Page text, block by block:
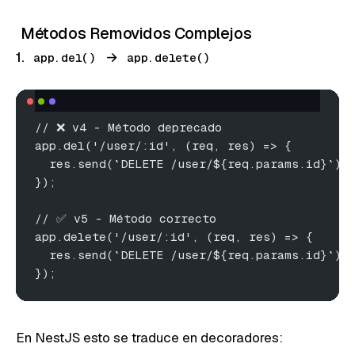
Métodos Removidos Complejos
1. app.del() → app.delete()
// ❌ v4 - Método deprecado
app.del('/user/:id', (req, res) => {
  res.send(`DELETE /user/${req.params.id}`);
});
// ✅ v5 - Método correcto
app.delete('/user/:id', (req, res) => {
  res.send(`DELETE /user/${req.params.id}`);
});
En NestJS esto se traduce en decoradores: